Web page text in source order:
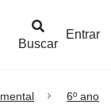
Buscar
Entrar
6º ano